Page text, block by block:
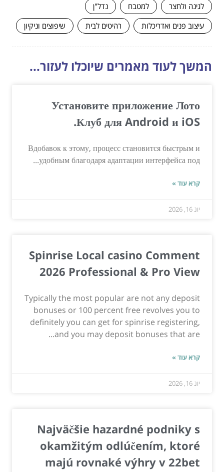
לגינה ולחצר
למטבח
נדל"ן
עיצוב פנים ואדריכלות
רהיטים לבית שיפוצים וניקיון
המשך לעוד מאמרים שיוכלו לעזור...
Установите приложение Лото
Клуб для Android и iOS.
Вдобавок к этому, процесс становится быстрым и
удобным благодаря адаптации интерфейса под...
קרא עוד »
יונ 16, 2026
Spinrise Local casino Comment
2026 Professional & Pro View
Typically the most popular are not any deposit
bonuses or 100 percent free revolves you to
definitely you can get for spinrise registering,
and you may deposit bonuses that are...
קרא עוד »
יונ 16, 2026
Najväčšie hazardné podniky s
okamžitým odlúčením, ktoré
majú rovnaké výhry v 22bet